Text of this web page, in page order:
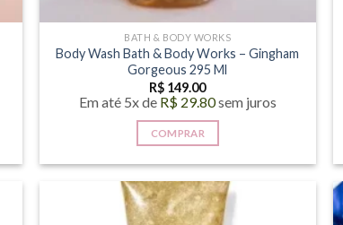
BATH & BODY WORKS
Body Wash Bath & Body Works – Gingham
Gorgeous 295 Ml
R$ 149.00
Em até 5x de R$29.80sem juros
COMPRAR